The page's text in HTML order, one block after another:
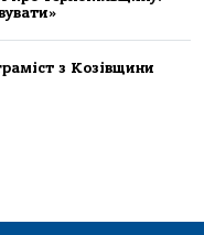
з Козівщини